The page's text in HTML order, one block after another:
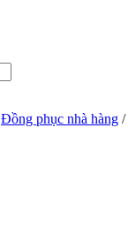
Đồng phục nhà hàng /